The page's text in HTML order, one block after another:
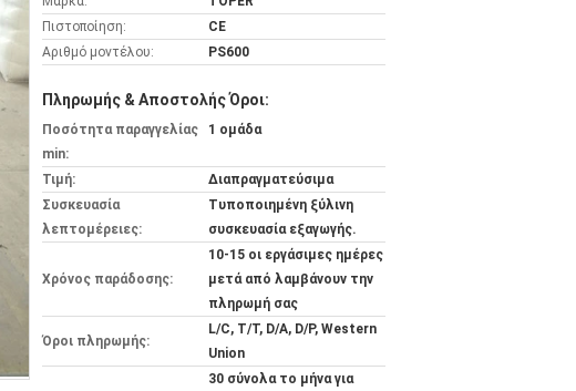
Πιστοποίηση:
CE
Αριθμό μοντέλου:
PS600
Πληρωμής & Αποστολής Όροι:
Ποσότητα παραγγελίας
min:
1 ομάδα
Τιμή:
Διαπραγματεύσιμα
Συσκευασία
λεπτομέρειες:
Τυποποιημένη ξύλινη
συσκευασία εξαγωγής.
Χρόνος παράδοσης:
10-15 οι εργάσιμες ημέρες
μετά από λαμβάνουν την
πληρωμή σας
Όροι πληρωμής:
L/C, T/T, D/A, D/P, Western
Union
30 σύνολα το μήνα για